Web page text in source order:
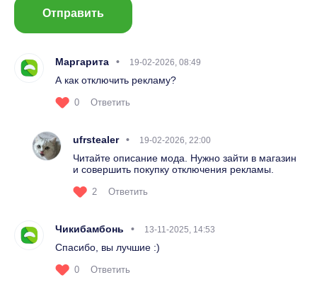
Отправить
Маргарита 19-02-2026, 08:49
А как отключить рекламу?
0 Ответить
ufrstealer 19-02-2026, 22:00
Читайте описание мода. Нужно зайти в магазин
и совершить покупку отключения рекламы.
2 Ответить
Чикибамбонь 13-11-2025, 14:53
Спасибо, вы лучшие :)
0 Ответить